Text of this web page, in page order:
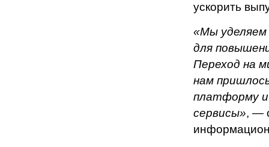
ускорить
«Мы уделяем
для
Переход на
нам
платформу
сервисы», —